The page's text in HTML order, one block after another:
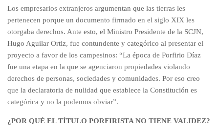
Los empresarios extranjeros argumentan que las tierras les
pertenecen porque un documento firmado en el siglo XIX les
otorgaba derechos. Ante esto, el Ministro Presidente de la SCJN,
Hugo Aguilar Ortiz, fue contundente y categórico al presentar el
proyecto a favor de los campesinos: “La época de Porfirio Díaz
fue una etapa en la que se agenciaron propiedades violando
derechos de personas, sociedades y comunidades. Por eso creo
que la declaratoria de nulidad que establece la Constitución es
categórica y no la podemos obviar”.
¿POR QUÉ EL TÍTULO PORFIRISTA NO TIENE VALIDEZ?